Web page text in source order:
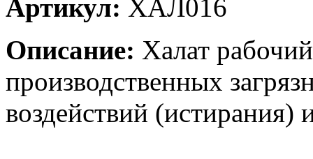
Артикул: ХАЛ016
Описание: Халат
производственных
воздействий (истирания)